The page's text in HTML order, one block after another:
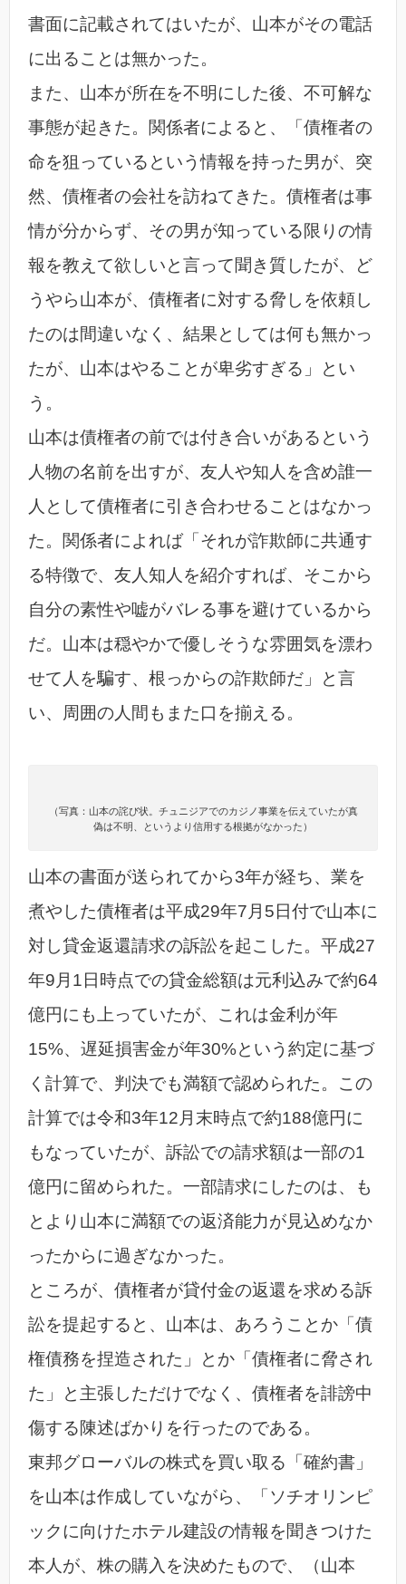
書面に記載されてはいたが、山本がその電話
に出ることは無かった。
また、山本が所在を不明にした後、不可解な
事態が起きた。関係者によると、「債権者の
命を狙っているという情報を持った男が、突
然、債権者の会社を訪ねてきた。債権者は事
情が分からず、その男が知っている限りの情
報を教えて欲しいと言って聞き質したが、ど
うやら山本が、債権者に対する脅しを依頼し
たのは間違いなく、結果としては何も無かっ
たが、山本はやることが卑劣すぎる」とい
う。
山本は債権者の前では付き合いがあるという
人物の名前を出すが、友人や知人を含め誰一
人として債権者に引き合わせることはなかっ
た。関係者によれば「それが詐欺師に共通す
る特徴で、友人知人を紹介すれば、そこから
自分の素性や嘘がバレる事を避けているから
だ。山本は穏やかで優しそうな雰囲気を漂わ
せて人を騙す、根っからの詐欺師だ」と言
い、周囲の人間もまた口を揃える。
（写真：山本の詫び状。チュニジアでのカジノ事業を伝えていたが真
偽は不明、というより信用する根拠がなかった）
山本の書面が送られてから3年が経ち、業を
煮やした債権者は平成29年7月5日付で山本に
対し貸金返還請求の訴訟を起こした。平成27
年9月1日時点での貸金総額は元利込みで約64
億円にも上っていたが、これは金利が年
15%、遅延損害金が年30%という約定に基づ
く計算で、判決でも満額で認められた。この
計算では令和3年12月末時点で約188億円に
もなっていたが、訴訟での請求額は一部の1
億円に留められた。一部請求にしたのは、も
とより山本に満額での返済能力が見込めなか
ったからに過ぎなかった。
ところが、債権者が貸付金の返還を求める訴
訟を提起すると、山本は、あろうことか「債
権債務を捏造された」とか「債権者に脅され
た」と主張しただけでなく、債権者を誹謗中
傷する陳述ばかりを行ったのである。
東邦グローバルの株式を買い取る「確約書」
を山本は作成していながら、「ソチオリンピ
ックに向けたホテル建設の情報を聞きつけた
本人が、株の購入を決めたもので、（山本